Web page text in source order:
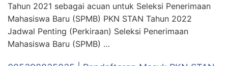
Tahun 2021 sebagai acuan untuk Seleksi Penerimaan
Mahasiswa Baru (SPMB) PKN STAN Tahun 2022
Jadwal Penting (Perkiraan) Seleksi Penerimaan
Mahasiswa Baru (SPMB) …